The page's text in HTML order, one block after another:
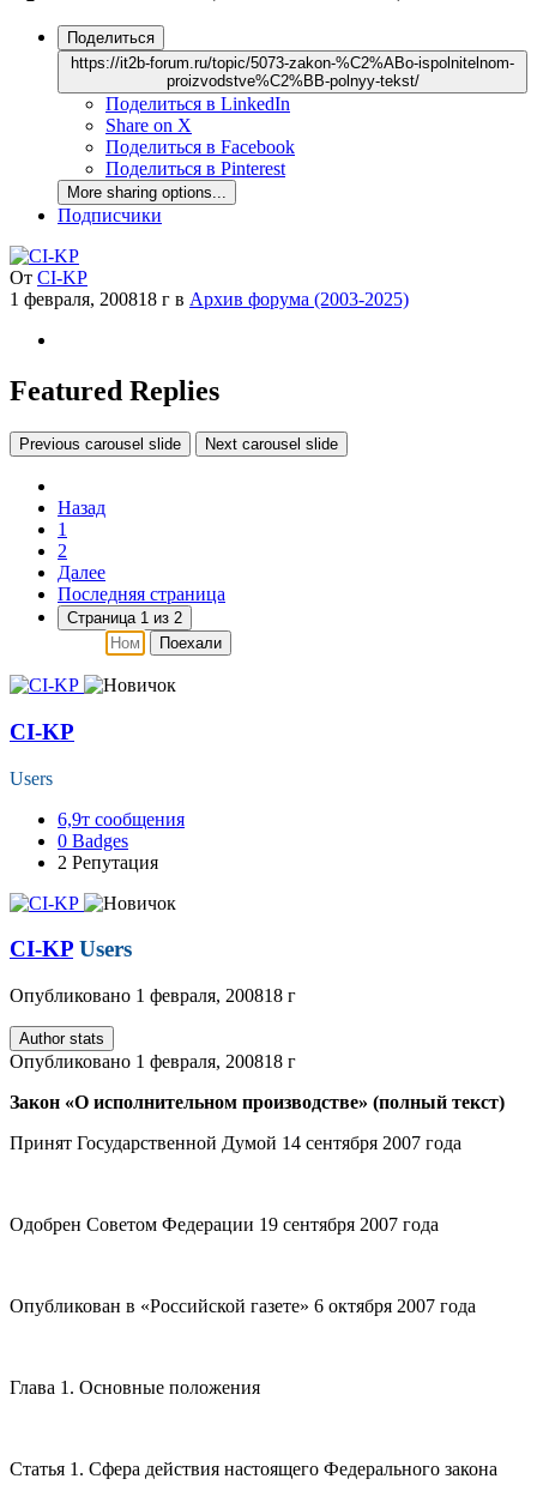
Поделиться
https://it2b-forum.ru/topic/5073-zakon-%C2%ABo-ispolnitelnom-
proizvodstve%C2%BB-polnyy-tekst/
Поделиться в LinkedIn
Share on X
Поделиться в Facebook
Поделиться в Pinterest
More sharing options...
Подписчики
От CI-KP
1 февраля, 200818 г в Архив форума (2003-2025)
Featured Replies
Previous carousel slide Next carousel slide
Назад
1
2
Далее
Последняя страница
Страница 1 из 2
Поехали
CI-KP
Users
6,9т сообщения
0 Badges
2 Репутация
CI-KP Users
Опубликовано 1 февраля, 200818 г
Author stats
Опубликовано 1 февраля, 200818 г
Закон «О исполнительном производстве» (полный текст)
Принят Государственной Думой 14 сентября 2007 года
Одобрен Советом Федерации 19 сентября 2007 года
Опубликован в «Российской газете» 6 октября 2007 года
Глава 1. Основные положения
Статья 1. Сфера действия настоящего Федерального закона